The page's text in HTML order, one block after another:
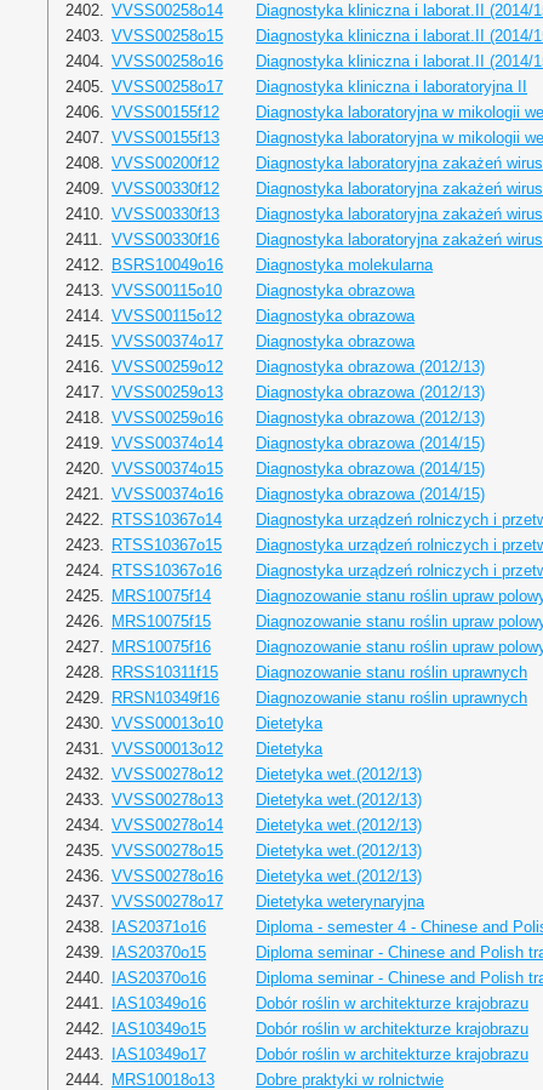
2402. VVSS00258o14
Diagnostyka kliniczna i laborat.II (2014/
2403. VVSS00258o15
Diagnostyka kliniczna i laborat.II (2014/
2404. VVSS00258o16
Diagnostyka kliniczna i laborat.II (2014/
2405. VVSS00258o17
Diagnostyka kliniczna i laboratoryjna II
2406. VVSS00155f12
Diagnostyka laboratoryjna w mikologii
2407. VVSS00155f13
Diagnostyka laboratoryjna w mikologii
2408. VVSS00200f12
Diagnostyka laboratoryjna zakażeń
2409. VVSS00330f12
Diagnostyka laboratoryjna zakażeń
2410. VVSS00330f13
Diagnostyka laboratoryjna zakażeń
2411. VVSS00330f16
Diagnostyka laboratoryjna zakażeń
2412. BSRS10049o16
Diagnostyka molekularna
2413. VVSS00115o10
Diagnostyka obrazowa
2414. VVSS00115o12
Diagnostyka obrazowa
2415. VVSS00374o17
Diagnostyka obrazowa
2416. VVSS00259o12
Diagnostyka obrazowa (2012/13)
2417. VVSS00259o13
Diagnostyka obrazowa (2012/13)
2418. VVSS00259o16
Diagnostyka obrazowa (2012/13)
2419. VVSS00374o14
Diagnostyka obrazowa (2014/15)
2420. VVSS00374o15
Diagnostyka obrazowa (2014/15)
2421. VVSS00374o16
Diagnostyka obrazowa (2014/15)
2422. RTSS10367o14
Diagnostyka urządzeń rolniczych i
2423. RTSS10367o15
Diagnostyka urządzeń rolniczych i
2424. RTSS10367o16
Diagnostyka urządzeń rolniczych i
2425. MRS10075f14
Diagnozowanie stanu roślin upraw
2426. MRS10075f15
Diagnozowanie stanu roślin upraw
2427. MRS10075f16
Diagnozowanie stanu roślin upraw
2428. RRSS10311f15
Diagnozowanie stanu roślin uprawnych
2429. RRSN10349f16
Diagnozowanie stanu roślin uprawnych
2430. VVSS00013o10
Dietetyka
2431. VVSS00013o12
Dietetyka
2432. VVSS00278o12
Dietetyka wet.(2012/13)
2433. VVSS00278o13
Dietetyka wet.(2012/13)
2434. VVSS00278o14
Dietetyka wet.(2012/13)
2435. VVSS00278o15
Dietetyka wet.(2012/13)
2436. VVSS00278o16
Dietetyka wet.(2012/13)
2437. VVSS00278o17
Dietetyka weterynaryjna
2438.
IAS20371o16
Diploma - semester 4 - Chinese and
2439.
IAS20370o15
Diploma seminar - Chinese and Polish
2440.
IAS20370o16
Diploma seminar - Chinese and Polish
2441.
IAS10349o16
Dobór roślin w architekturze krajobrazu
2442.
IAS10349o15
Dobór roślin w architekturze krajobrazu
2443.
IAS10349o17
Dobór roślin w architekturze krajobrazu
2444. MRS10018o13
Dobre praktyki w rolnictwie